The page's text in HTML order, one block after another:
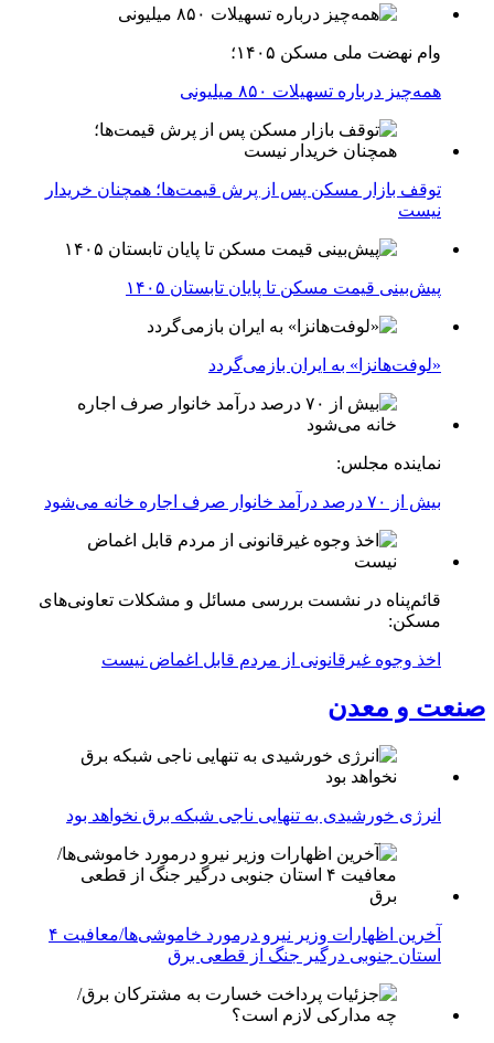
وام نهضت ملی مسکن ۱۴۰۵؛
همه‌چیز درباره تسهیلات ۸۵۰ میلیونی
توقف بازار مسکن پس از پرش قیمت‌ها؛ همچنان خریدار
نیست
پیش‌بینی قیمت مسکن تا پایان تابستان ۱۴۰۵
«لوفت‌هانزا» به ایران بازمی‌گردد
نماینده مجلس:
بیش از ۷۰ درصد درآمد خانوار صرف اجاره خانه می‌شود
قائم‌پناه در نشست بررسی مسائل و مشکلات تعاونی‌های
مسکن:
اخذ وجوه غیرقانونی از مردم قابل اغماض نیست
صنعت و معدن
انرژی خورشیدی به تنهایی ناجی شبکه برق نخواهد بود
آخرین اظهارات وزیر نیرو درمورد خاموشی‌ها/معافیت ۴
استان جنوبی درگیر جنگ از قطعی برق